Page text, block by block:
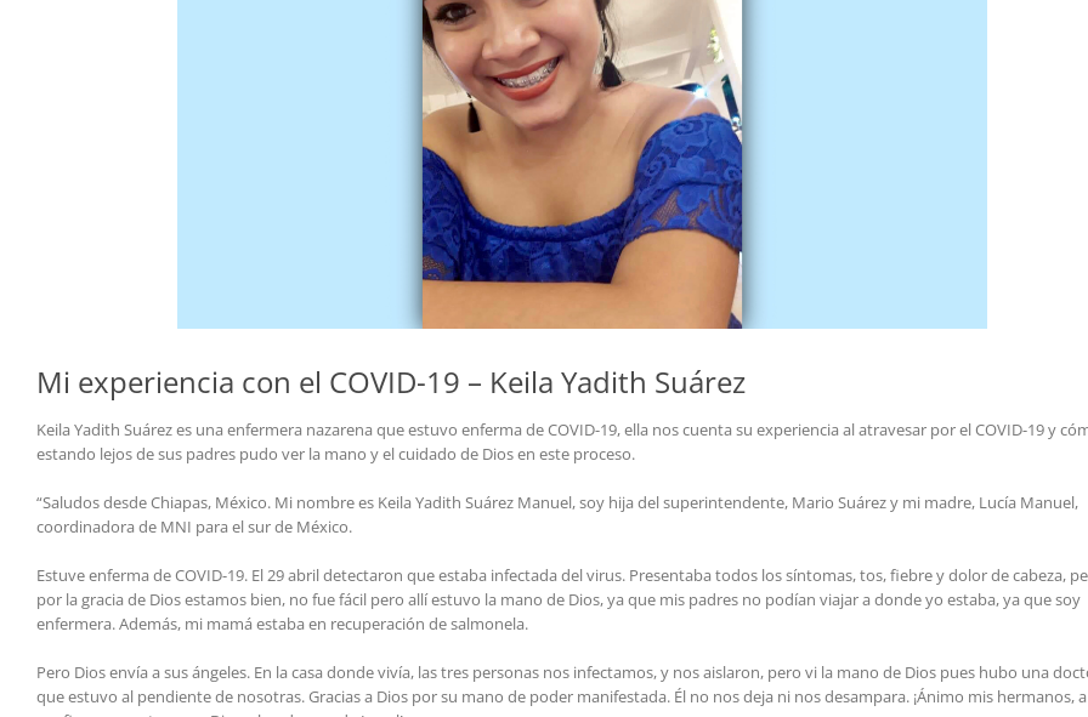
Mi experiencia con el COVID-19 – Keila Yadith Suárez
Keila Yadith Suárez es una enfermera nazarena que estuvo enferma de COVID-19, ella nos cuenta su experiencia al atravesar por el COVID-19 y
estando lejos de sus padres pudo ver la mano y el cuidado de Dios en este proceso.
“Saludos desde Chiapas, México. Mi nombre es Keila Yadith Suárez Manuel, soy hija del superintendente, Mario Suárez y mi madre, Lucía Manuel,
coordinadora de MNI para el sur de México.
Estuve enferma de COVID-19. El 29 abril detectaron que estaba infectada del virus. Presentaba todos los síntomas, tos, fiebre y dolor de cabeza,
por la gracia de Dios estamos bien, no fue fácil pero allí estuvo la mano de Dios, ya que mis padres no podían viajar a donde yo estaba, ya que soy
enfermera. Además, mi mamá estaba en recuperación de salmonela.
Pero Dios envía a sus ángeles. En la casa donde vivía, las tres personas nos infectamos, y nos aislaron, pero vi la mano de Dios pues hubo una
que estuvo al pendiente de nosotras. Gracias a Dios por su mano de poder manifestada. Él no nos deja ni nos desampara. ¡Ánimo mis hermanos, a